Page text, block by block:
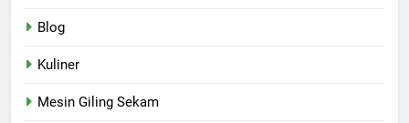
Blog
Kuliner
Mesin Giling Sekam